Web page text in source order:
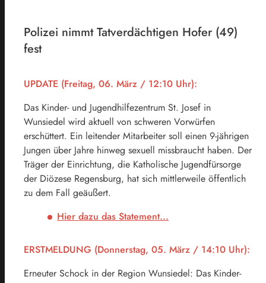
Polizei nimmt Tatverdächtigen Hofer (49)
fest
UPDATE (Freitag, 06. März / 12:10 Uhr):
Das Kinder- und Jugendhilfezentrum St. Josef in
Wunsiedel wird aktuell von schweren Vorwürfen
erschüttert. Ein leitender Mitarbeiter soll einen 9-jährigen
Jungen über Jahre hinweg sexuell missbraucht haben. Der
Träger der Einrichtung, die Katholische Jugendfürsorge
der Diözese Regensburg, hat sich mittlerweile öffentlich
zu dem Fall geäußert.
Hier dazu das Statement...
ERSTMELDUNG (Donnerstag, 05. März / 14:10 Uhr):
Erneuter Schock in der Region Wunsiedel: Das Kinder-